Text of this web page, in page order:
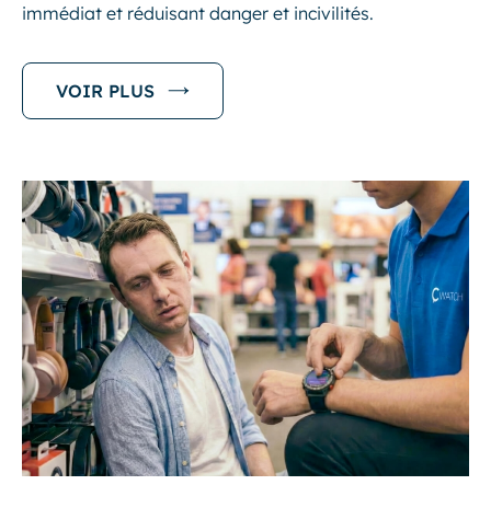
immédiat et réduisant danger et incivilités.
VOIR PLUS